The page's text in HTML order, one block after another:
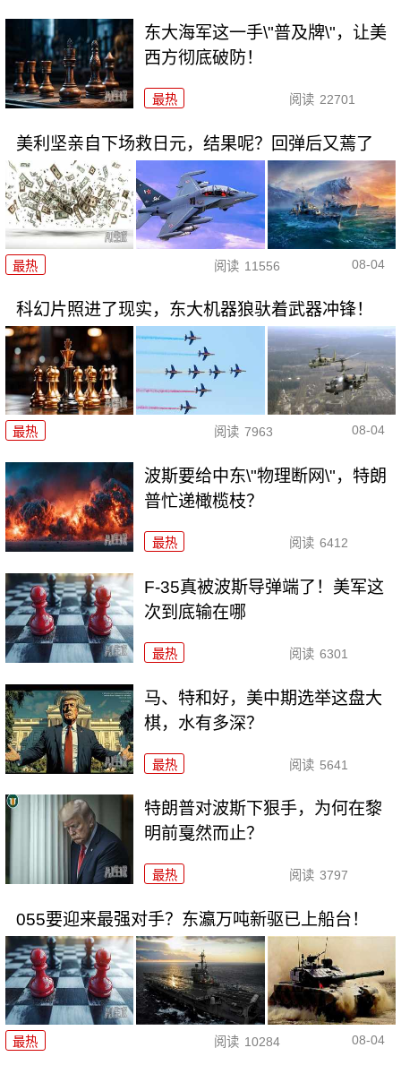
东大海军这一手\"普及牌\"，让美
西方彻底破防！
最热 阅读 22701
美利坚亲自下场救日元，结果呢？回弹后又蔫了
最热 阅读 11556 08-04
科幻片照进了现实，东大机器狼驮着武器冲锋！
最热 阅读 7963 08-04
波斯要给中东\"物理断网\"，特朗
普忙递橄榄枝？
最热 阅读 6412
F-35真被波斯导弹端了！美军这
次到底输在哪
最热 阅读 6301
马、特和好，美中期选举这盘大
棋，水有多深？
最热 阅读 5641
特朗普对波斯下狠手，为何在黎
明前戛然而止？
最热 阅读 3797
055要迎来最强对手？东瀛万吨新驱已上船台！
最热 阅读 10284 08-04